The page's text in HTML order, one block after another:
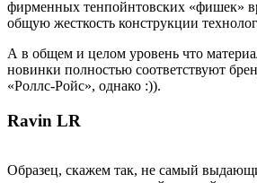
фирменных тенпойнтовских «фишек»
общую жесткость конструкции
А в общем и целом уровень что
новинки полностью соответствуют
«Роллс-Ройс», однако :)).
Ravin LR
Образец, скажем так, не самый